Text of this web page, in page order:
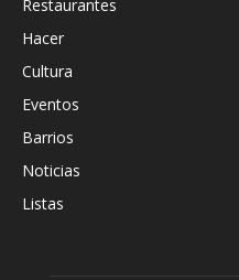
Restaurantes
Hacer
Cultura
Eventos
Barrios
Noticias
Listas